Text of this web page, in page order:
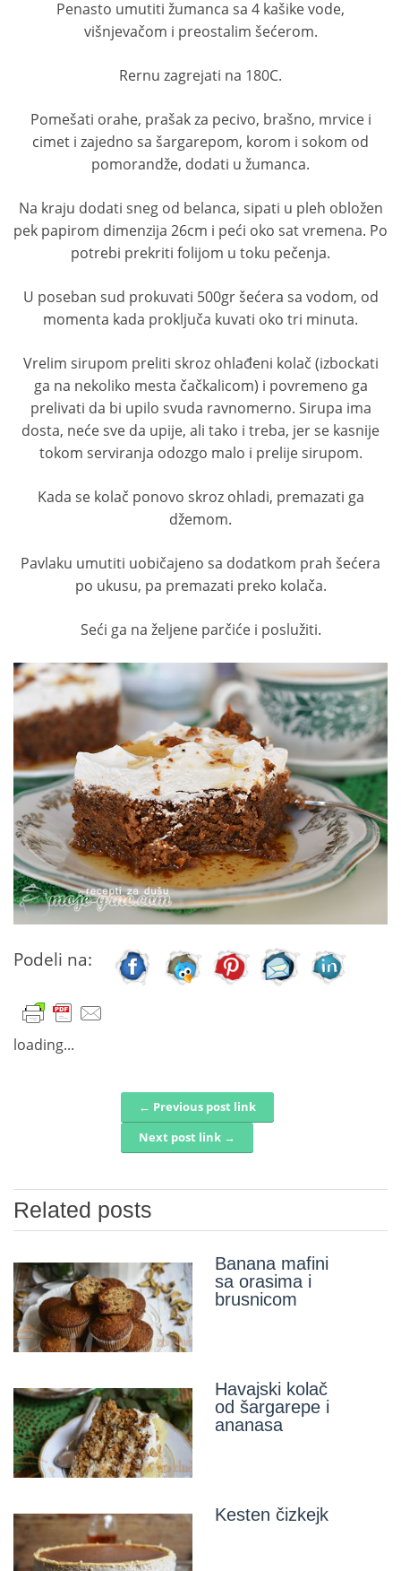
Penasto umutiti žumanca sa 4 kašike vode,
višnjevačom i preostalim šećerom.
Rernu zagrejati na 180C.
Pomešati orahe, prašak za pecivo, brašno, mrvice i
cimet i zajedno sa šargarepom, korom i sokom od
pomorandže, dodati u žumanca.
Na kraju dodati sneg od belanca, sipati u pleh obložen
pek papirom dimenzija 26cm i peći oko sat vremena. Po
potrebi prekriti folijom u toku pečenja.
U poseban sud prokuvati 500gr šećera sa vodom, od
momenta kada proključa kuvati oko tri minuta.
Vrelim sirupom preliti skroz ohlađeni kolač (izbockati
ga na nekoliko mesta čačkalicom) i povremeno ga
prelivati da bi upilo svuda ravnomerno. Sirupa ima
dosta, neće sve da upije, ali tako i treba, jer se kasnije
tokom serviranja odozgo malo i prelije sirupom.
Kada se kolač ponovo skroz ohladi, premazati ga
džemom.
Pavlaku umutiti uobičajeno sa dodatkom prah šećera
po ukusu, pa premazati preko kolača.
Seći ga na željene parčiće i poslužiti.
Podeli na:
loading...
Post navigation← Previous post link
Next post link →
Related posts
Banana mafini
sa orasima i
brusnicom
Havajski kolač
od šargarepe i
ananasa
Kesten čizkejk